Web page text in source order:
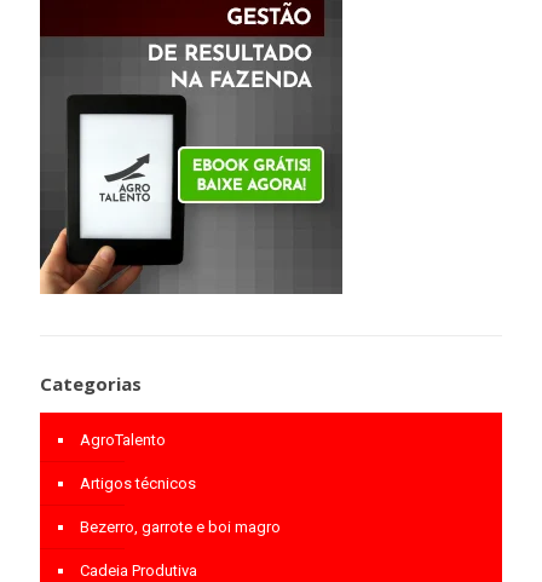
Categorias
AgroTalento
Artigos técnicos
Bezerro, garrote e boi magro
Cadeia Produtiva